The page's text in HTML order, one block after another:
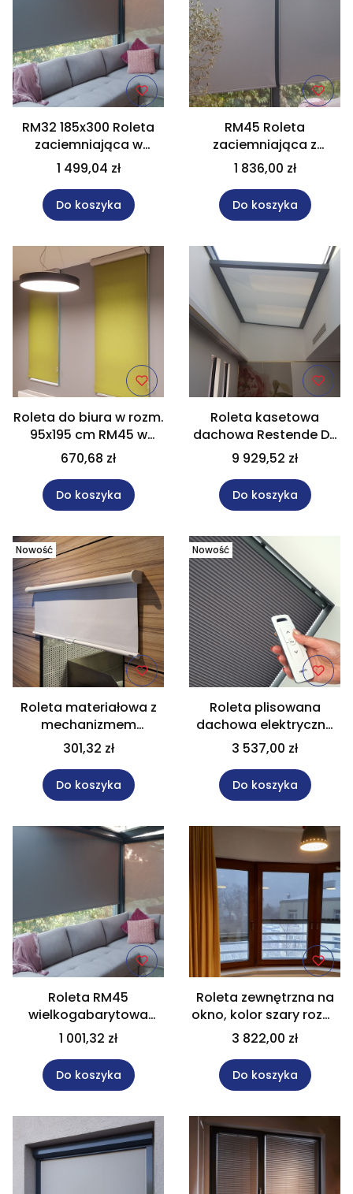
RM32 185x300 Roleta
zaciemniająca w
kasecie z napędem1 499,04 zł
Do koszyka
RM45 Roleta
zaciemniająca z
napędem bateryjnym
w rozm. 267x129 cm
kolor grafit
1 836,00 zł
Do koszyka
Roleta do biura w rozm.
95x195 cm RM45 w
kolorze zielonym
670,68 zł
Do koszyka
Roleta kasetowa
dachowa Restende DR
1402 w rozm. 170x210
cm
9 929,52 zł
Do koszyka
Nowość
Roleta materiałowa z
mechanizmem
sprężynowym w rozm.
80x90 cm RM32
301,32 zł
Do koszyka
Nowość
Roleta plisowana
dachowa elektryczna
na wymiar rozm.
100x160 cm PLE12
3 537,00 zł
Do koszyka
Roleta RM45
wielkogabarytowa
150x220 cm w kolorze
"antracyt"
1 001,32 zł
Do koszyka
Roleta zewnętrzna na
okno, kolor szary rozm.
100x180 cm Screen ZIP
3 822,00 zł
Do koszyka